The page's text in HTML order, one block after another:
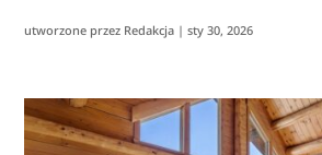
utworzone przez Redakcja |sty 30, 2026